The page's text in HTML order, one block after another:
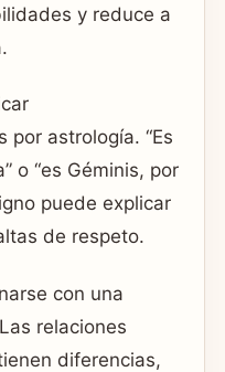
y reduce a
por astrología. “Es
o “es Géminis, por
puede explicar
de respeto.
con una
relaciones
diferencias,